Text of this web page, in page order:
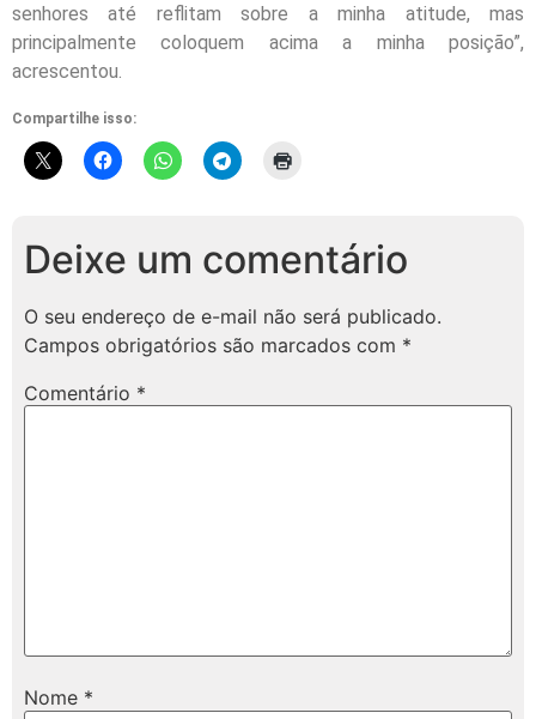
senhores até reflitam sobre a minha atitude, mas
principalmente coloquem acima a minha posição”,
acrescentou.
Compartilhe isso:
Deixe um comentário
O seu endereço de e-mail não será publicado.
Campos obrigatórios são marcados com *
Comentário *
Nome *